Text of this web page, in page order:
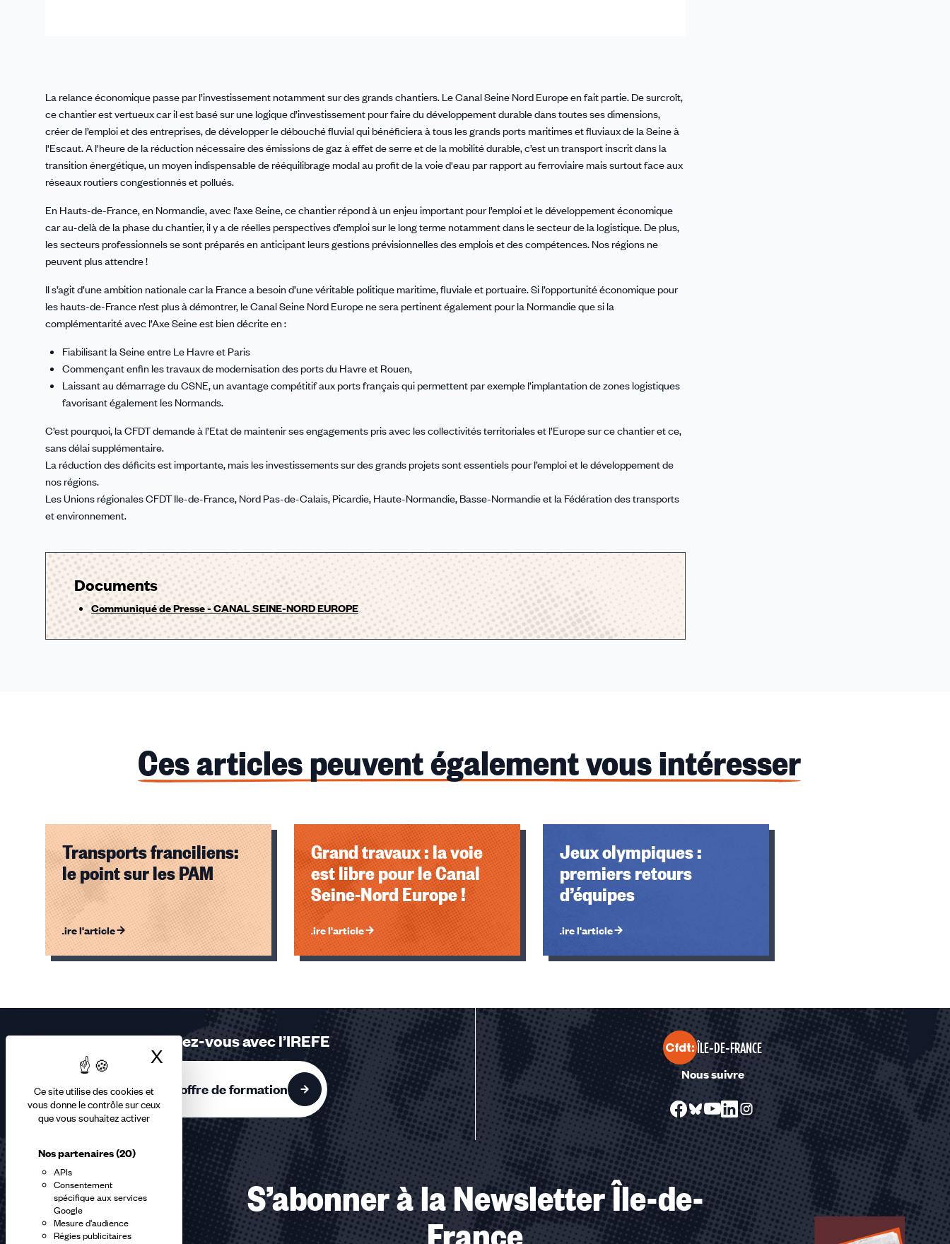
Ce site utilise des cookies et
vous donne le contrôle sur ceux
que vous souhaitez activer
Nos partenaires(20)
APIs
Consentement
spécifique aux services
Google
Mesure d'audience
Régies publicitaires
X Masquer le bandeau des cookies
La relance économique passe par l’investissement notamment sur des grands chantiers. Le Canal Seine Nord Europe en fait partie. De surcroît,
ce chantier est vertueux car il est basé sur une logique d’investissement pour faire du développement durable dans toutes ses dimensions,
créer de l’emploi et des entreprises, de développer le débouché fluvial qui bénéficiera à tous les grands ports maritimes et fluviaux de la Seine à
l'Escaut. A l'heure de la réduction nécessaire des émissions de gaz à effet de serre et de la mobilité durable, c’est un transport inscrit dans la
transition énergétique, un moyen indispensable de rééquilibrage modal au profit de la voie d'eau par rapport au ferroviaire mais surtout face aux
réseaux routiers congestionnés et pollués.
En Hauts-de-France, en Normandie, avec l’axe Seine, ce chantier répond à un enjeu important pour l’emploi et le développement économique
car au-delà de la phase du chantier, il y a de réelles perspectives d’emploi sur le long terme notamment dans le secteur de la logistique. De plus,
les secteurs professionnels se sont préparés en anticipant leurs gestions prévisionnelles des emplois et des compétences. Nos régions ne
peuvent plus attendre !
Il s’agit d’une ambition nationale car la France a besoin d’une véritable politique maritime, fluviale et portuaire. Si l’opportunité économique pour
les hauts-de-France n’est plus à démontrer, le Canal Seine Nord Europe ne sera pertinent également pour la Normandie que si la
complémentarité avec l’Axe Seine est bien décrite en :
Fiabilisant la Seine entre Le Havre et Paris
Commençant enfin les travaux de modernisation des ports du Havre et Rouen,
Laissant au démarrage du CSNE, un avantage compétitif aux ports français qui permettent par exemple l’implantation de zones logistiques
favorisant également les Normands.
C’est pourquoi, la CFDT demande à l’Etat de maintenir ses engagements pris avec les collectivités territoriales et l’Europe sur ce chantier et ce,
sans délai supplémentaire.
La réduction des déficits est importante, mais les investissements sur des grands projets sont essentiels pour l’emploi et le développement de
nos régions.
Les Unions régionales CFDT Ile-de-France, Nord Pas-de-Calais, Picardie, Haute-Normandie, Basse-Normandie et la Fédération des transports
et environnement.
Documents
Communiqué de Presse - CANAL SEINE-NORD EUROPE
Ces articles peuvent également vous intéresser
Transports franciliens:
le point sur les PAM
Lire l'article
Grand travaux : la voie
est libre pour le Canal
Seine-Nord Europe !
Lire l'article
Jeux olympiques :
premiers retours
d’équipes
Lire l'article
Éléments
sur
accessibles
Formez-vous avec l’IREFE
L'offre de formation
ÎLE-DE-FRANCE
Nous suivre
S’abonner à la Newsletter Île-de-
France